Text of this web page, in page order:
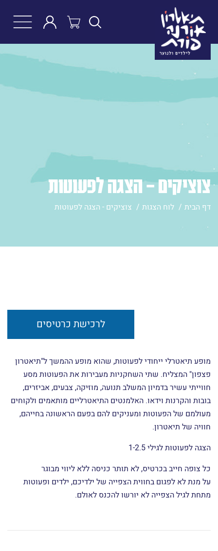
צוציקים - הצגה לפעוטות
דף הבית לוח הצגות צוציקים - הצגה לפעוטות
לרכישת כרטיסים
מופע תיאטרלי ייחודי לפעוטות, שהוא מופע ההמשך ל"תיאטרון
פצפון" המצליח. שתי השחקניות מעבירות את הפעוטות מסע
חווייתי עשיר בדמיון המשלב תנועה, מוזיקה, צבעים, אביזרים,
בובות והקרנות וידאו. האלמנטים התיאטרליים מותאמים ולקוחים
מעולמם של הפעוטות ומעניקים להם בפעם הראשונה בחייהם,
חוויה של תיאטרון.
הצגה לפעוטות לגילי 1-2.5
כל צופה חייב בכרטיס, לא תותר כניסה ללא ליווי מבוגר
על מנת לא לפגום בחווית הצפייה של ילדיכם, ילדים ופעוטות
מתחת לגיל הצפייה לא יורשו להכנס לאולם.